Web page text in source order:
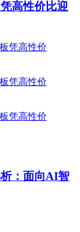
高性价比迎
：面向AI智